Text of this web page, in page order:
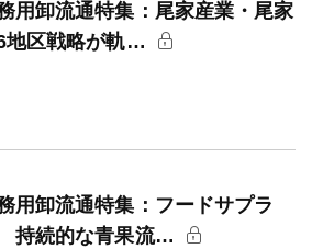
用卸流通特集：尾家産業・尾家
区戦略が軌…
用卸流通特集：フードサプラ
持続的な青果流…